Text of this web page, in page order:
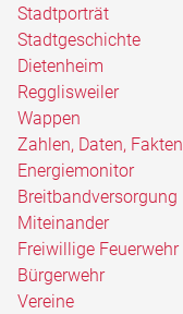
Stadtporträt
Stadtgeschichte
Dietenheim
Regglisweiler
Wappen
Zahlen, Daten, Fakten
Energiemonitor
Breitbandversorgung
Miteinander
Freiwillige Feuerwehr
Bürgerwehr
Vereine